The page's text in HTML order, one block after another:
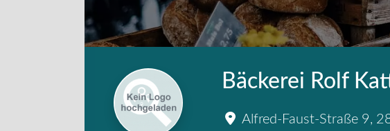
Bäckerei Rolf
Alfred-Faust-Straße 9,